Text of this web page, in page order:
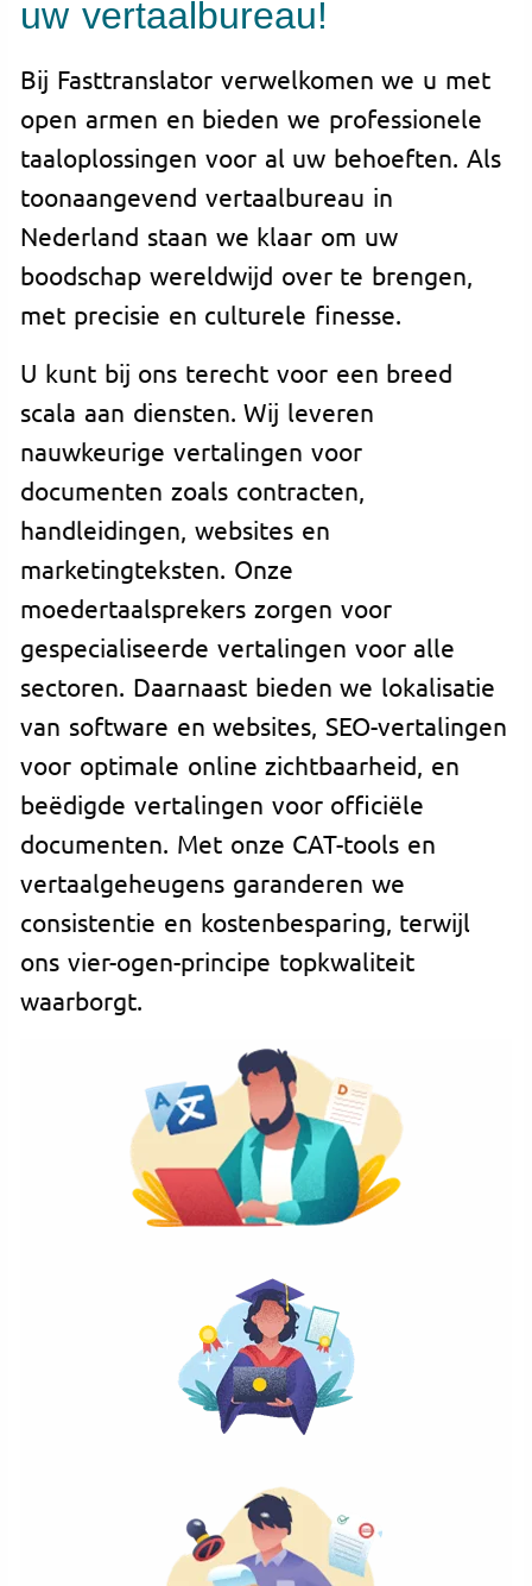
uw vertaalbureau!
Bij Fasttranslator verwelkomen we u met
open armen en bieden we professionele
taaloplossingen voor al uw behoeften. Als
toonaangevend vertaalbureau in
Nederland staan we klaar om uw
boodschap wereldwijd over te brengen,
met precisie en culturele finesse.
U kunt bij ons terecht voor een breed
scala aan diensten. Wij leveren
nauwkeurige vertalingen voor
documenten zoals contracten,
handleidingen, websites en
marketingteksten. Onze
moedertaalsprekers zorgen voor
gespecialiseerde vertalingen voor alle
sectoren. Daarnaast bieden we lokalisatie
van software en websites, SEO-vertalingen
voor optimale online zichtbaarheid, en
beëdigde vertalingen voor officiële
documenten. Met onze CAT-tools en
vertaalgeheugens garanderen we
consistentie en kostenbesparing, terwijl
ons vier-ogen-principe topkwaliteit
waarborgt.